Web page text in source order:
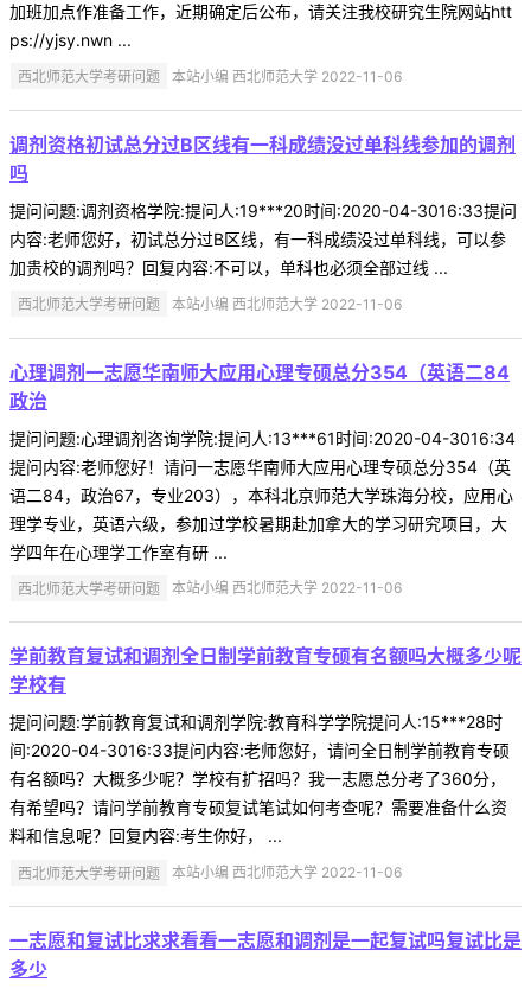
加班加点作准备工作，近期确定后公布，请关注我校研究生院网站htt
ps://yjsy.nwn ...
西北师范大学考研问题 本站小编 西北师范大学 2022-11-06
调剂资格初试总分过B区线有一科成绩没过单科线参加的调剂
吗
提问问题:调剂资格学院:提问人:19***20时间:2020-04-3016:33提问
内容:老师您好，初试总分过B区线，有一科成绩没过单科线，可以参
加贵校的调剂吗？回复内容:不可以，单科也必须全部过线 ...
西北师范大学考研问题 本站小编 西北师范大学 2022-11-06
心理调剂一志愿华南师大应用心理专硕总分354（英语二84
政治
提问问题:心理调剂咨询学院:提问人:13***61时间:2020-04-3016:34
提问内容:老师您好！请问一志愿华南师大应用心理专硕总分354（英
语二84，政治67，专业203），本科北京师范大学珠海分校，应用心
理学专业，英语六级，参加过学校暑期赴加拿大的学习研究项目，大
学四年在心理学工作室有研 ...
西北师范大学考研问题 本站小编 西北师范大学 2022-11-06
学前教育复试和调剂全日制学前教育专硕有名额吗大概多少呢
学校有
提问问题:学前教育复试和调剂学院:教育科学学院提问人:15***28时
间:2020-04-3016:33提问内容:老师您好，请问全日制学前教育专硕
有名额吗？大概多少呢？学校有扩招吗？我一志愿总分考了360分，
有希望吗？请问学前教育专硕复试笔试如何考查呢？需要准备什么资
料和信息呢？回复内容:考生你好， ...
西北师范大学考研问题 本站小编 西北师范大学 2022-11-06
一志愿和复试比求求看看一志愿和调剂是一起复试吗复试比是
多少